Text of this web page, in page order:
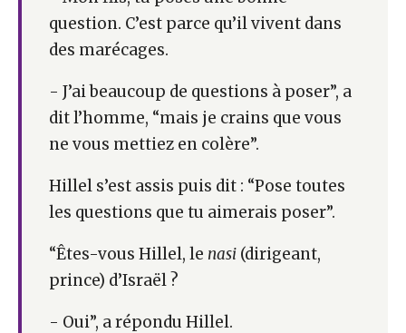
question. C’est parce qu’il vivent dans
des marécages.
- J’ai beaucoup de questions à poser”, a
dit l’homme, “mais je crains que vous
ne vous mettiez en colère”.
Hillel s’est assis puis dit : “Pose toutes
les questions que tu aimerais poser”.
“Êtes-vous Hillel, le nasi (dirigeant,
prince) d’Israël ?
- Oui”, a répondu Hillel.